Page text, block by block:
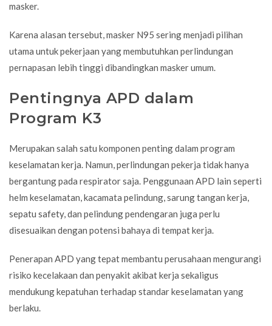
masker.
Karena alasan tersebut, masker N95 sering menjadi pilihan
utama untuk pekerjaan yang membutuhkan perlindungan
pernapasan lebih tinggi dibandingkan masker umum.
Pentingnya APD dalam
Program K3
Merupakan salah satu komponen penting dalam program
keselamatan kerja. Namun, perlindungan pekerja tidak hanya
bergantung pada respirator saja. Penggunaan APD lain seperti
helm keselamatan, kacamata pelindung, sarung tangan kerja,
sepatu safety, dan pelindung pendengaran juga perlu
disesuaikan dengan potensi bahaya di tempat kerja.
Penerapan APD yang tepat membantu perusahaan mengurangi
risiko kecelakaan dan penyakit akibat kerja sekaligus
mendukung kepatuhan terhadap standar keselamatan yang
berlaku.